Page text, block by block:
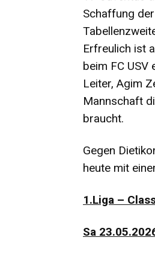
Schaffung
Erfreulich ist
beim FC
Leiter, Agim
Mannschaft
braucht.
Gegen
heute mit
1.Liga –
Sa